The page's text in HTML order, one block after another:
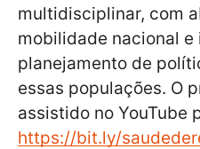
multidisciplinar, com
mobilidade nacional e
planejamento de
essas populações. O
assistido no YouTube
https://bit.ly/